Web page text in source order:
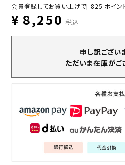
会員登録してお買い上げで[ 825 ポイン
¥ 8,250 税込
申し訳ござい
ただいま在庫がご